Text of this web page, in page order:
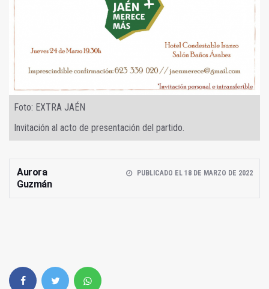
Foto: EXTRA JAÉN
Invitación al acto de presentación del partido.
Aurora
Guzmán
PUBLICADO EL 18 DE MARZO DE 2022